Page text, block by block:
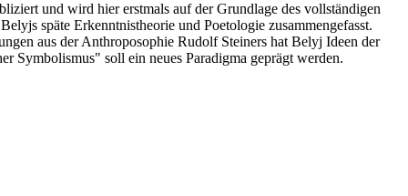
und wird hier erstmals auf der Grundlage des vollständigen
späte Erkenntnistheorie und Poetologie zusammengefasst.
aus der Anthroposophie Rudolf Steiners hat Belyj Ideen der
Symbolismus" soll ein neues Paradigma geprägt werden.